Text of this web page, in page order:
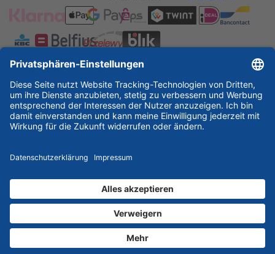
ESSKA International
new
new new